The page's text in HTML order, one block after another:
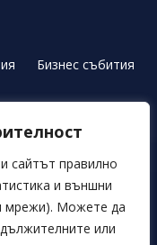
сайтът правилно
и външни
мрежи). Можете да
или
Бизнес събития
ГАЛЕРИЯ